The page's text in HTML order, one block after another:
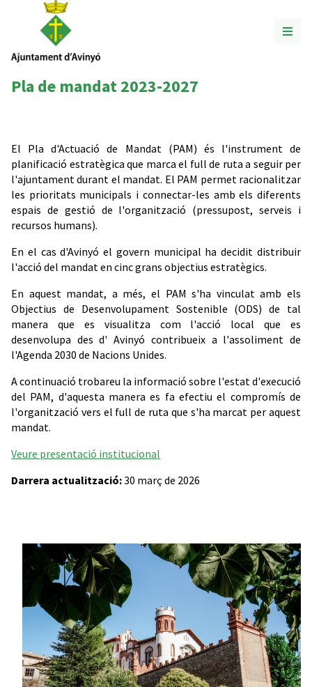
Pla de mandat 2023-2027
El Pla d'Actuació de Mandat (PAM) és l'instrument de
planificació estratègica que marca el full de ruta a seguir per
l'ajuntament durant el mandat. El PAM permet racionalitzar
les prioritats municipals i connectar-les amb els diferents
espais de gestió de l'organització (pressupost, serveis i
recursos humans).
En el cas d'Avinyó el govern municipal ha decidit distribuir
l'acció del mandat en cinc grans objectius estratègics.
En aquest mandat, a més, el PAM s'ha vinculat amb els
Objectius de Desenvolupament Sostenible (ODS) de tal
manera que es visualitza com l'acció local que es
desenvolupa des d' Avinyó contribueix a l'assoliment de
l'Agenda 2030 de Nacions Unides.
A continuació trobareu la informació sobre l'estat d'execució
del PAM, d'aquesta manera es fa efectiu el compromís de
l'organització vers el full de ruta que s'ha marcat per aquest
mandat.
Veure presentació institucional
Darrera actualització:30 març de 2026